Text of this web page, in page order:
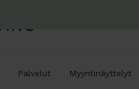
Palvelut Myyntinäyttelyt